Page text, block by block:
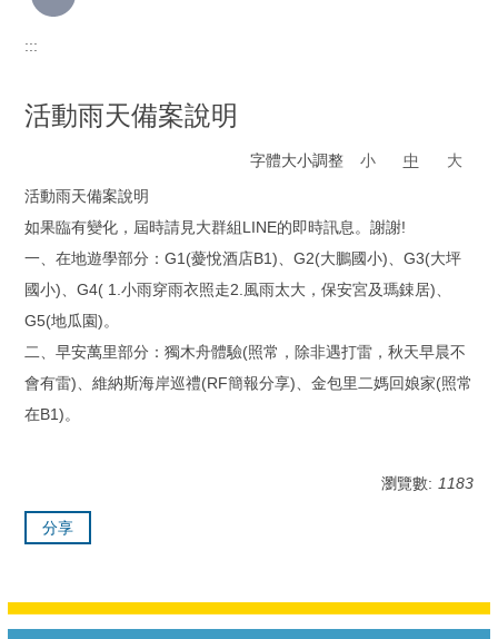
:::
活動雨天備案說明
字體大小調整 小 中
大
活動雨天備案說明
如果臨有變化，屆時請見大群組LINE的即時訊息。謝謝!
一、在地遊學部分：G1(薆悅酒店B1)、G2(大鵬國小)、G3(大坪
國小)、G4( 1.小雨穿雨衣照走2.風雨太大，保安宮及瑪鋉居)、
G5(地瓜園)。
二、早安萬里部分：獨木舟體驗(照常，除非遇打雷，秋天早晨不
會有雷)、維納斯海岸巡禮(RF簡報分享)、金包里二媽回娘家(照常
在B1)。
瀏覽數: 1183
分享